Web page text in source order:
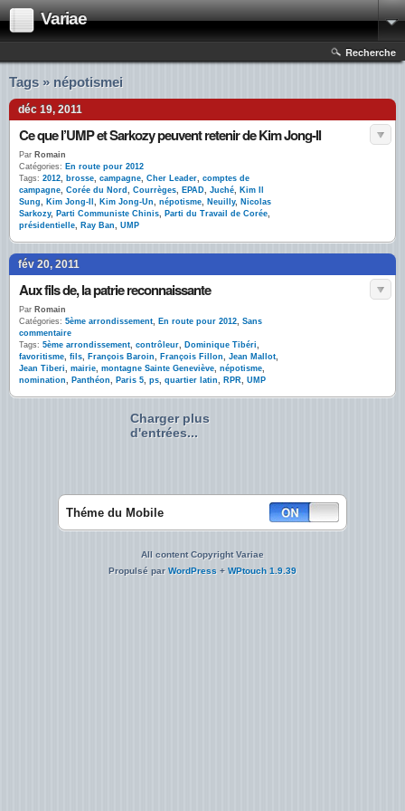
Variae
Recherche
Tags » népotismei
déc 19, 2011
Ce que l’UMP et Sarkozy peuvent retenir de Kim Jong-Il
Par Romain
Catégories: En route pour 2012
Tags: 2012, brosse, campagne, Cher Leader, comptes de
campagne, Corée du Nord , Courrèges, EPAD, Juché, Kim Il
Sung, Kim Jong-Il , Kim Jong-Un, népotisme, Neuilly, Nicolas
Sarkozy, Parti Communiste Chinis, Parti du Travail de Corée,
présidentielle, Ray Ban, UMP
fév 20, 2011
Aux fils de, la patrie reconnaissante
Par Romain
Catégories: 5ème arrondissement, En route pour 2012, Sans
commentaire
Tags: 5ème arrondissement, contrôleur, Dominique Tibéri,
favoritisme, fils, François Baroin, François Fillon, Jean Mallot,
Jean Tiberi, mairie, montagne Sainte Geneviève, népotisme,
nomination, Panthéon, Paris 5, ps, quartier latin, RPR, UMP
Charger plus
d'entrées...
Théme du Mobile
All content Copyright Variae
Propulsé parWordPress + WPtouch 1.9.39